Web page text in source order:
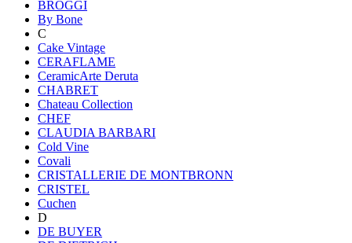
BROGGI
By Bone
C
Cake Vintage
CERAFLAME
CeramicArte Deruta
CHABRET
Chateau Collection
CHEF
CLAUDIA BARBARI
Cold Vine
Covali
CRISTALLERIE DE MONTBRONN
CRISTEL
Cuchen
D
DE BUYER